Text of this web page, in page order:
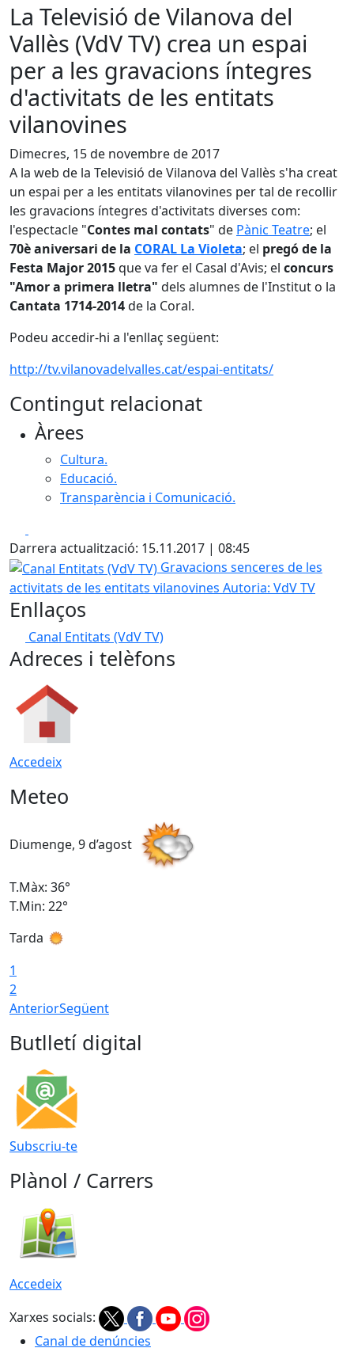
La Televisió de Vilanova del
Vallès (VdV TV) crea un espai
per a les gravacions íntegres
d'activitats de les entitats
vilanovines
Dimecres, 15 de novembre de 2017
A la web de la Televisió de Vilanova del Vallès s'ha creat
un espai per a les entitats vilanovines per tal de recollir
les gravacions íntegres d'activitats diverses com:
l'espectacle "Contes mal contats" de Pànic Teatre; el
70è aniversari de la CORAL La Violeta; el pregó de la
Festa Major 2015que va fer el Casal d'Avis; el concurs
"Amor a primera lletra" dels alumnes de l'Institut o la
Cantata 1714-2014de la Coral.
Podeu accedir-hi a l'enllaç següent:
http://tv.vilanovadelvalles.cat/espai-entitats/
Contingut relacionat
Àrees
Cultura.
Educació.
Transparència i Comunicació.
Darrera actualització: 15.11.2017 | 08:45
Canal Entitats (VdV TV)
Gravacions senceres de les
activitats de les entitats vilanovines Autoria: VdV TV
Enllaços
Canal Entitats (VdV TV)
Adreces i telèfons
Accedeix
Meteo
Diumenge, 9 d’agost
T.Màx: 36°
T.Min: 22°
Tarda
1
2
AnteriorSegüent
Butlletí digital
Subscriu-te
Plànol / Carrers
Accedeix
Xarxes socials:
Canal de denúncies